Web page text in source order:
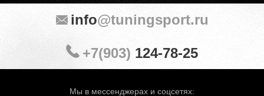
Мы в мессенджерах и соцсетях:
info@tuningsport.ru
+7(903) 124-78-25